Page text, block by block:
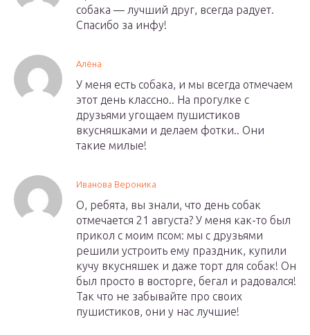
собака — лучший друг, всегда радует.
Спасибо за инфу!
Алёна
У меня есть собака, и мы всегда отмечаем
этот день классно.. На прогулке с
друзьями угощаем пушистиков
вкусняшками и делаем фотки.. Они
такие милые!
Иванова Вероника
О, ребята, вы знали, что день собак
отмечается 21 августа? У меня как-то был
прикол с моим псом: мы с друзьями
решили устроить ему праздник, купили
кучу вкусняшек и даже торт для собак! Он
был просто в восторге, бегал и радовался!
Так что не забывайте про своих
пушистиков, они у нас лучшие!